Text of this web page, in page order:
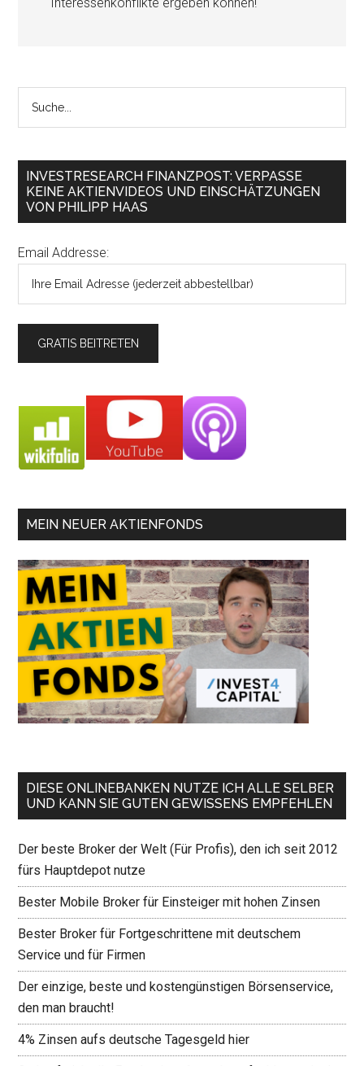
INVESTRESEARCH FINANZPOST: VERPASSE
KEINE AKTIENVIDEOS UND EINSCHÄTZUNGEN
VON PHILIPP HAAS
Email Addresse:
MEIN NEUER AKTIENFONDS
DIESE ONLINEBANKEN NUTZE ICH ALLE SELBER
UND KANN SIE GUTEN GEWISSENS EMPFEHLEN
Der beste Broker der Welt (Für Profis), den ich seit 2012
fürs Hauptdepot nutze
Bester Mobile Broker für Einsteiger mit hohen Zinsen
Bester Broker für Fortgeschrittene mit deutschem
Service und für Firmen
Der einzige, beste und kostengünstigen Börsenservice,
den man braucht!
4% Zinsen aufs deutsche Tagesgeld hier